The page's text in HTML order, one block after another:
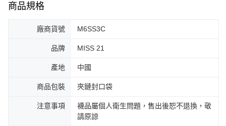
商品規格
廠商貨號 M6SS3C
品牌 MISS 21
產地 中國
商品包裝 夾鏈封口袋
注意事項
襪品屬個人衛生問題，售出後恕不退換，敬
請原諒